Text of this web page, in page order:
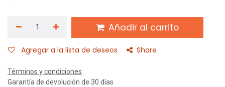
Añadir al carrito
Agregar a la lista de deseos Share
Términos y condiciones
Garantía de devolución de 30 días